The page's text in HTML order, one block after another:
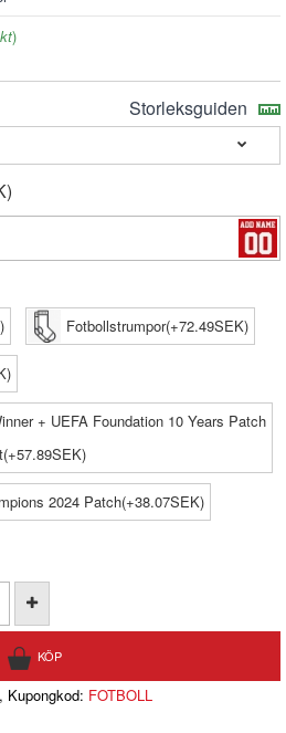
)
Storleksguiden
Fotbollstrumpor(+72.49SEK)
+ UEFA Foundation 10 Years Patch
2024 Patch(+38.07SEK)
Kupongkod: FOTBOLL